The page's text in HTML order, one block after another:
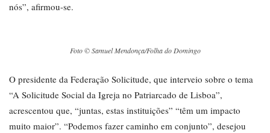
nós”, afirmou-se.
Foto © Samuel Mendonça/Folha do Domingo
O presidente da Federação Solicitude, que interveio sobre o tema
“A Solicitude Social da Igreja no Patriarcado de Lisboa”,
acrescentou que, “juntas, estas instituições” “têm um impacto
muito maior”. “Podemos fazer caminho em conjunto”, desejou